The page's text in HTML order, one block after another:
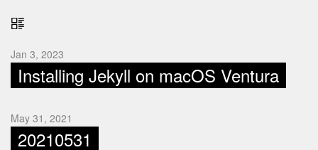
Jan 3, 2023
Installing Jekyll on macOS Ventura
May 31, 2021
20210531